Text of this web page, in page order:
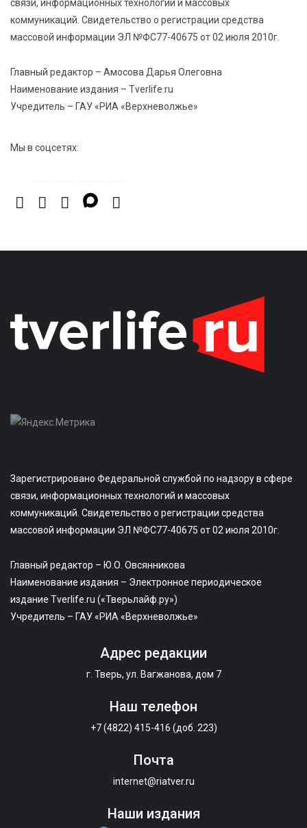
связи, информационных технологий и массовых
коммуникаций. Свидетельство о регистрации средства
массовой информации ЭЛ №ФС77-40675 от 02 июля 2010г.
Главный редактор – Амосова Дарья Олеговна
Наименование издания – Tverlife.ru
Учредитель – ГАУ «РИА «Верхневолжье»
Мы в соцсетях:
Зарегистрировано Федеральной службой по надзору в сфере
связи, информационных технологий и массовых
коммуникаций. Свидетельство о регистрации средства
массовой информации ЭЛ №ФС77-40675 от 02 июля 2010г.
Главный редактор – Ю.О. Овсянникова
Наименование издания – Электронное периодическое
издание Tverlife.ru («Тверьлайф.ру»)
Учредитель – ГАУ «РИА «Верхневолжье»
Адрес редакции
г. Тверь, ул. Вагжанова, дом 7
Наш телефон
+7 (4822) 415-416 (доб. 223)
Почта
internet@riatver.ru
Наши издания